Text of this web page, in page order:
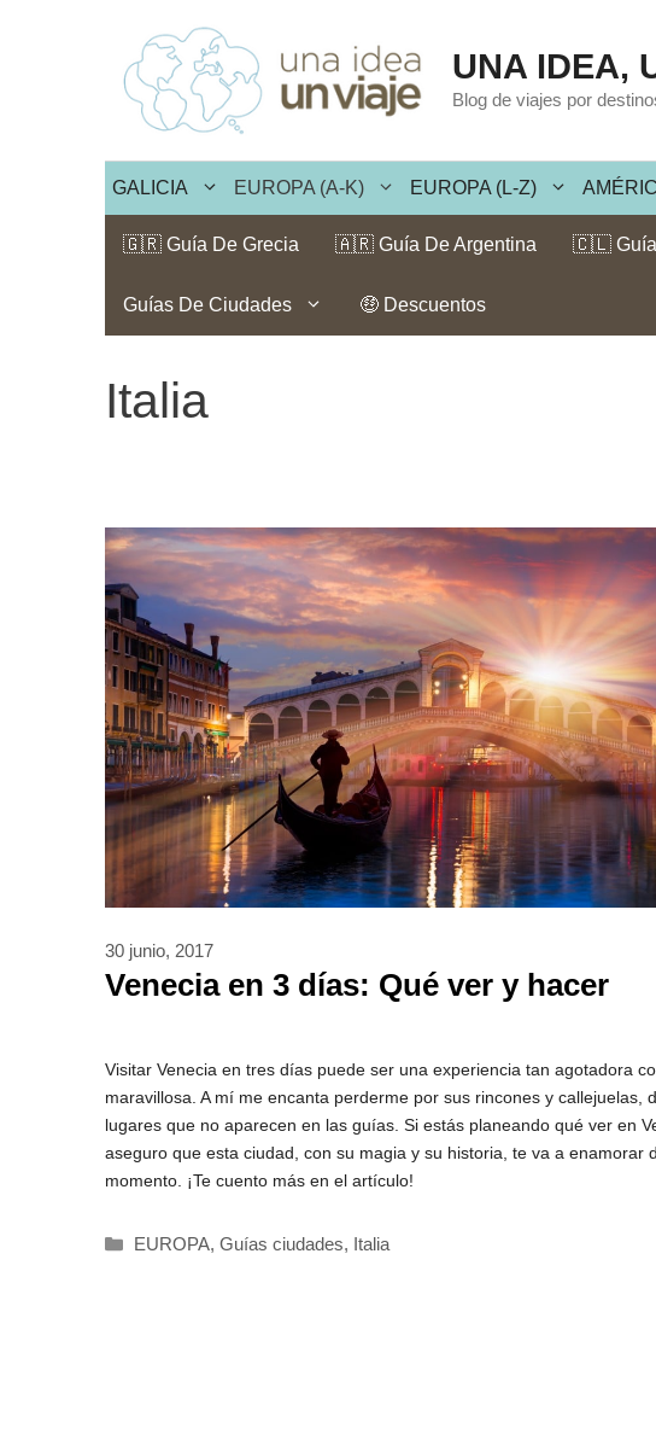
contenido
UNA IDEA,
Blog de viajes por
GALICIA EUROPA (A-K) EUROPA (L-Z)
🇬🇷 Guía De Grecia 🇦🇷 Guía De Argentina 🇨🇱 Guía
Guías De Ciudades 🤑 Descuentos
Italia
Venecia en 3 días: Qué ver y hacer
30 junio, 2017
Visitar Venecia en tres días puede ser una experiencia tan agotadora
maravillosa. A mí me encanta perderme por sus rincones y callejuelas,
lugares que no aparecen en las guías. Si estás planeando qué ver en
aseguro que esta ciudad, con su magia y su historia, te va a enamorar
momento. ¡Te cuento más en el artículo!
Categorías
EUROPA,Guías ciudades, Italia